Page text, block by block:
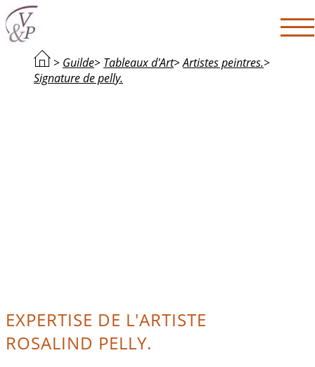
> Guilde> Tableaux d'Art>Artistes peintres.>
Signature de pelly.
EXPERTISE DE L'ARTISTE
ROSALIND PELLY.